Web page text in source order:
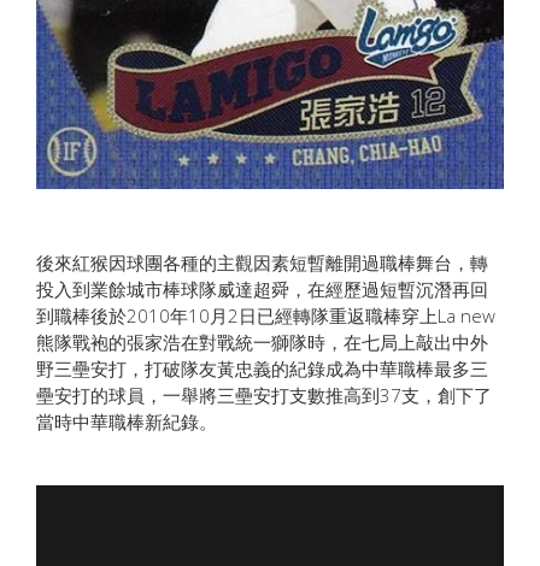
後來紅猴因球團各種的主觀因素短暫離開過職棒舞台，轉
投入到業餘城市棒球隊威達超舜，在經歷過短暫沉潛再回
到職棒後於2010年10月2日已經轉隊重返職棒穿上La new
熊隊戰袍的張家浩在對戰統一獅隊時，在七局上敲出中外
野三壘安打，打破隊友黃忠義的紀錄成為中華職棒最多三
壘安打的球員，一舉將三壘安打支數推高到37支，創下了
當時中華職棒新紀錄。